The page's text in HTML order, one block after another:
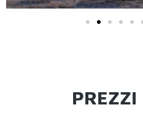
PREZZI